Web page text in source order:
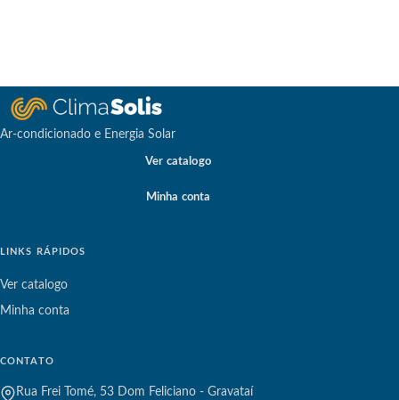
Ar-condicionado e Energia Solar
Ver catalogo
Minha conta
LINKS RÁPIDOS
Ver catalogo
Minha conta
CONTATO
Rua Frei Tomé, 53 Dom Feliciano - Gravataí